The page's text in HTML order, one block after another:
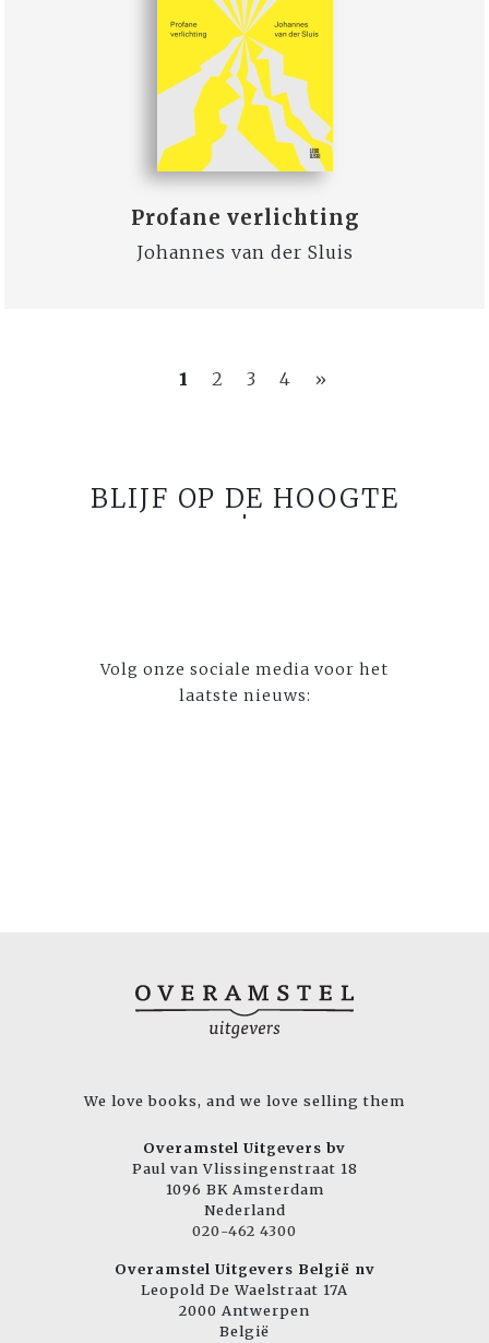
Profane verlichting
Johannes van der Sluis
1 2 3 4 »
BLIJF OP DE HOOGTE
Volg onze sociale media voor het
laatste nieuws:
We love books, and we love selling them
Overamstel Uitgevers bv
Paul van Vlissingenstraat 18
1096 BK Amsterdam
Nederland
020-462 4300
Overamstel Uitgevers België nv
Leopold De Waelstraat 17A
2000 Antwerpen
België